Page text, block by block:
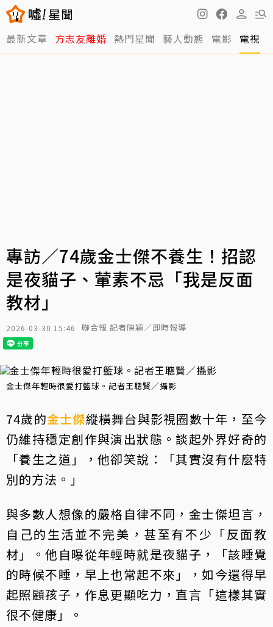
最新文章 方志友離婚 熱門星聞 藝人動態 電影 電視
專訪／74歲金士傑不養生！招認
是夜貓子、葷素不忌「我是反面
教材」
2026-03-30 15:46 聯合報 記者陳穎／即時報導
金士傑年輕時很愛打籃球。記者王聰賢／攝影
74歲的金士傑縱橫舞台與影視圈數十年，至今
仍維持穩定創作與演出狀態。談起外界好奇的
「養生之道」，他卻笑說：「其實沒有什麼特
別的方法。」
與多數人想像的嚴格自律不同，金士傑坦言，
自己的生活並不完美，甚至有不少「反面教
材」。他自曝從年輕時就是夜貓子，「該睡覺
的時候不睡，早上也常起不來」，如今還得早
起照顧孩子，作息更顯吃力，直言「這樣其實
很不健康」。